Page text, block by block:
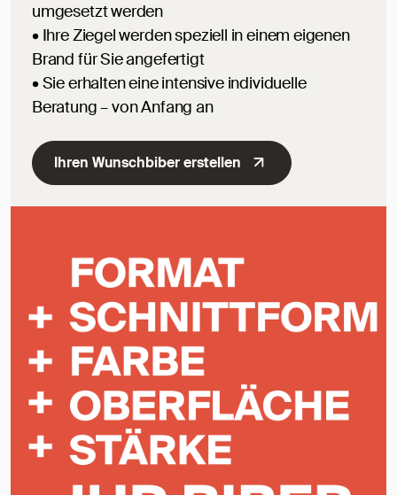
umgesetzt werden
• Ihre Ziegel werden speziell in einem eigenen
Brand für Sie angefertigt
• Sie erhalten eine intensive individuelle
Beratung – von Anfang an
Ihren Wunschbiber erstellen